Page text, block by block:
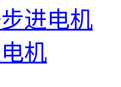
进电机
机